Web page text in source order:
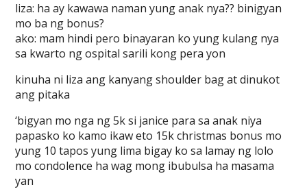
liza: ha ay kawawa naman yung anak nya?? binigyan
mo ba ng bonus?
ako: mam hindi pero binayaran ko yung kulang nya
sa kwarto ng ospital sarili kong pera yon
kinuha ni liza ang kanyang shoulder bag at dinukot
ang pitaka
‘bigyan mo nga ng 5k si janice para sa anak niya
papasko ko kamo ikaw eto 15k christmas bonus mo
yung 10 tapos yung lima bigay ko sa lamay ng lolo
mo condolence ha wag mong ibubulsa ha masama
yan